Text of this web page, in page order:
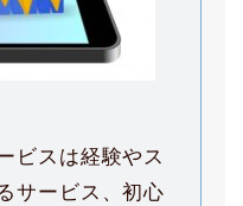
ビスは経験やス
サービス、初心